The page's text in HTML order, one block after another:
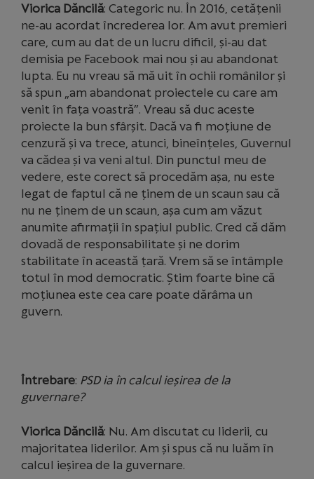
Viorica Dăncilă: Categoric nu. În 2016, cetățenii
ne-au acordat încrederea lor. Am avut premieri
care, cum au dat de un lucru dificil, și-au dat
demisia pe Facebook mai nou și au abandonat
lupta. Eu nu vreau să mă uit în ochii românilor și
să spun „am abandonat proiectele cu care am
venit în fața voastră”. Vreau să duc aceste
proiecte la bun sfârșit. Dacă va fi moțiune de
cenzură și va trece, atunci, bineînțeles, Guvernul
va cădea și va veni altul. Din punctul meu de
vedere, este corect să procedăm așa, nu este
legat de faptul că ne ținem de un scaun sau că
nu ne ținem de un scaun, așa cum am văzut
anumite afirmații în spațiul public. Cred că dăm
dovadă de responsabilitate și ne dorim
stabilitate în această țară. Vrem să se întâmple
totul în mod democratic. Știm foarte bine că
moțiunea este cea care poate dărâma un
guvern.
Întrebare: PSD ia în calcul ieșirea de la
guvernare?
Viorica Dăncilă: Nu. Am discutat cu liderii, cu
majoritatea liderilor. Am și spus că nu luăm în
calcul ieșirea de la guvernare.